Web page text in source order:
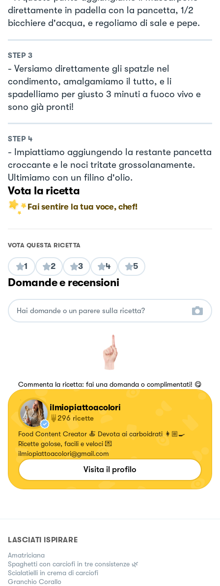
direttamente in padella con la pancetta, 1/2
bicchiere d'acqua, e regoliamo di sale e pepe.
STEP 3
- Versiamo direttamente gli spatzle nel
condimento, amalgamiamo il tutto, e li
spadelliamo per giusto 3 minuti a fuoco vivo e
sono già pronti!
STEP 4
- Impiattiamo aggiungendo la restante pancetta
croccante e le noci tritate grossolanamente.
Ultimiamo con un filino d'olio.
Vota la ricetta
Fai sentire la tua voce, chef!
VOTA QUESTA RICETTA
1 2 3 4 5
Domande e recensioni
Commenta la ricetta: fai una domanda o complimentati! 😋
ilmiopiattoacolori
296 ricette
Food Content Creator 🍝 Devota ai carboidrati 👩🏼‍🍳
Ricette golose, facili e veloci 💌
ilmiopiattoacolori@gmail.com
Visita il profilo
LASCIATI ISPIRARE
Amatriciana
Spaghetti con carciofi in tre consistenze 🌿
Scialatielli in crema di carciofi
Granchio Corallo